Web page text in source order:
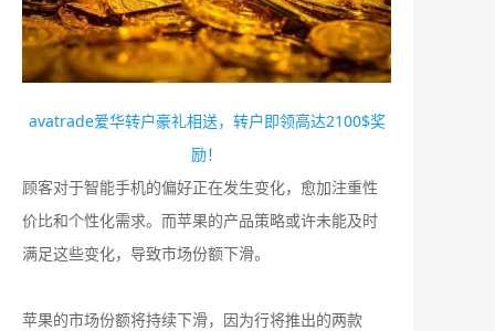
avatrade爱华转户豪礼相送，转户即领高达2100$奖
励！
顾客对于智能手机的偏好正在发生变化，愈加注重性
价比和个性化需求。而苹果的产品策略或许未能及时
满足这些变化，导致市场份额下滑。
苹果的市场份额将持续下滑，因为行将推出的两款